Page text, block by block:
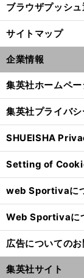
ブラウザプッシ
サイトマップ
企業情報
集英社ホームペー
集英社プライバ
SHUEISHA
Setting of
web Sportivaに
Web Sportivaに
広告についての
集英社サイト